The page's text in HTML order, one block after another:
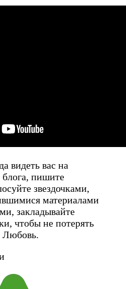
видеть вас на
блога, пишите
звездочками,
материалами
закладывайте
чтобы не потерять
Любовь.